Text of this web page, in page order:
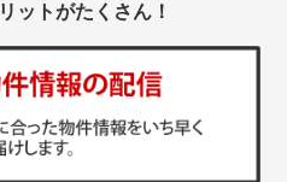
ットがたくさん！